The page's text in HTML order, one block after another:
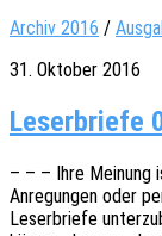
Archiv 2016 /
31. Oktober 2016
Leser­brie­fe
– – – Ihre Meinung
Anre­gun­gen oder
Leser­brie­fe